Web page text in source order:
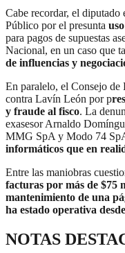
Cabe recordar, el
Público por el presunta
para pagos de supuestas
Nacional, en un caso que
de influencias y
En paralelo, el Consejo de
contra Lavín León por p
y fraude al fisco. La
exasesor Arnaldo
MMG SpA y Modo 74
informáticos que en
Entre las maniobras
facturas por más de $75
mantenimiento de una
ha estado operativa
NOTAS